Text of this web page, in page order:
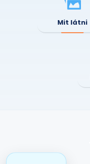
Mit látni